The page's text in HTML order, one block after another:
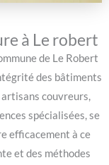
à Le robert
de Le Robert
des bâtiments
couvreurs,
spécialisées, se
efficacement à ce
et des méthodes